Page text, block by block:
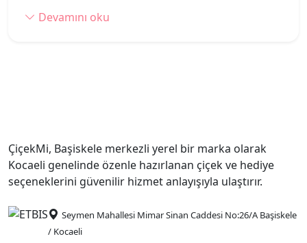
Pembe, beyaz ve soft tonlarda hazırlanan şakayıklar;
Şakayık seçerken çiçeğin rengi, buketin dolgunluğu
ve tasarımın genel tarzı birlikte değerlendirilebilir.
Daha sade bir hediye için soft tonlarda hazırlanan
buketler öne çıkarken, daha etkileyici bir görünüm
Bu kategoride yer alan farklı şakayık buketi
Devamını oku
ÇiçekMi, Başiskele merkezli yerel bir marka olarak
Kocaeli genelinde özenle hazırlanan çiçek ve hediye
seçeneklerini güvenilir hizmet anlayışıyla ulaştırır.
Seymen Mahallesi Mimar Sinan Caddesi No:26/A Başiskele
/ Kocaeli